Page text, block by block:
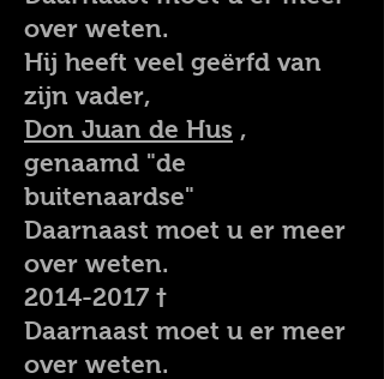
over weten.
Hij heeft veel geërfd van
zijn vader,
Don Juan de Hus ,
genaamd "de
buitenaardse"
Daarnaast moet u er meer
over weten.
2014-2017 †
Daarnaast moet u er meer
over weten.